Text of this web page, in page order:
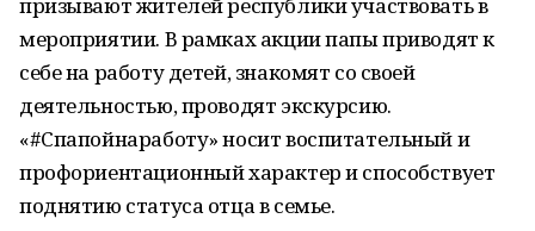
мероприятии. В рамках акции папы приводят к
себе на работу детей, знакомят со своей
деятельностью, проводят экскурсию.
«#Спапойнаработу» носит воспитательный и
профориентационный характер и способствует
поднятию статуса отца в семье.